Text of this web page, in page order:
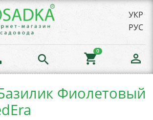
УКР
РУС
search shopping_cart
0
person_outline
Фиолетовый